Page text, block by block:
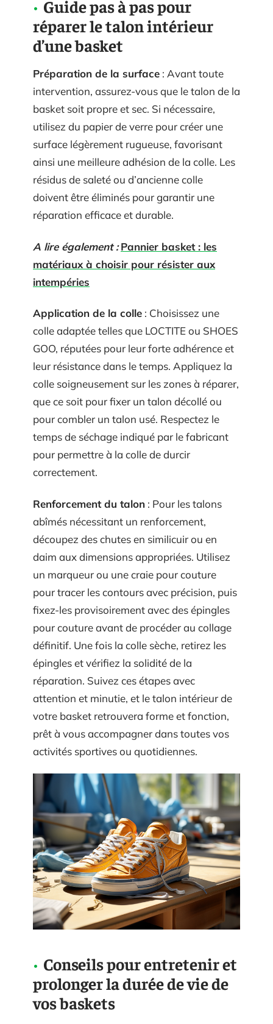
Guide pas à pas pour
réparer le talon intérieur
d’une basket
Préparation de la surface : Avant toute
intervention, assurez-vous que le talon de la
basket soit propre et sec. Si nécessaire,
utilisez du papier de verre pour créer une
surface légèrement rugueuse, favorisant
ainsi une meilleure adhésion de la colle. Les
résidus de saleté ou d’ancienne colle
doivent être éliminés pour garantir une
réparation efficace et durable.
A lire également : Pannier basket : les
matériaux à choisir pour résister aux
intempéries
Application de la colle : Choisissez une
colle adaptée telles que LOCTITE ou SHOES
GOO, réputées pour leur forte adhérence et
leur résistance dans le temps. Appliquez la
colle soigneusement sur les zones à réparer,
que ce soit pour fixer un talon décollé ou
pour combler un talon usé. Respectez le
temps de séchage indiqué par le fabricant
pour permettre à la colle de durcir
correctement.
Renforcement du talon : Pour les talons
abîmés nécessitant un renforcement,
découpez des chutes en similicuir ou en
daim aux dimensions appropriées. Utilisez
un marqueur ou une craie pour couture
pour tracer les contours avec précision, puis
fixez-les provisoirement avec des épingles
pour couture avant de procéder au collage
définitif. Une fois la colle sèche, retirez les
épingles et vérifiez la solidité de la
réparation. Suivez ces étapes avec
attention et minutie, et le talon intérieur de
votre basket retrouvera forme et fonction,
prêt à vous accompagner dans toutes vos
activités sportives ou quotidiennes.
Conseils pour entretenir et
prolonger la durée de vie de
vos baskets